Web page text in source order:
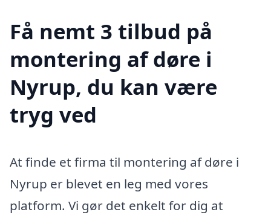
Få nemt 3 tilbud på
montering af døre i
Nyrup, du kan være
tryg ved
At finde et firma til montering af døre i
Nyrup er blevet en leg med vores
platform. Vi gør det enkelt for dig at